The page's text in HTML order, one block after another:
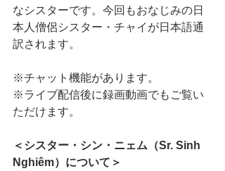
なシスターです。今回もおなじみの日
本人僧侶シスター・チャイが日本語通
訳されます。
※チャット機能があります。
※ライブ配信後に録画動画でもご覧い
ただけます。
＜シスター・シン・ニェム（Sr. Sinh
Nghiêm）について＞